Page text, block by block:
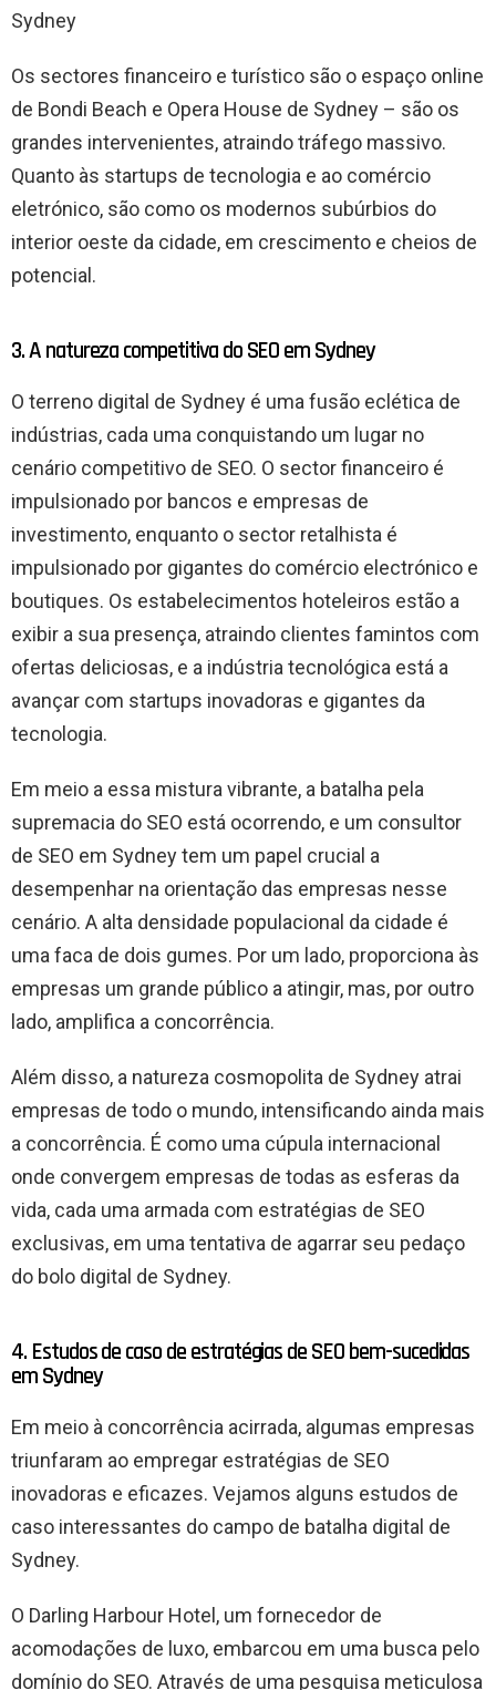
Sydney
Os sectores financeiro e turístico são o espaço online
de Bondi Beach e Opera House de Sydney – são os
grandes intervenientes, atraindo tráfego massivo.
Quanto às startups de tecnologia e ao comércio
eletrónico, são como os modernos subúrbios do
interior oeste da cidade, em crescimento e cheios de
potencial.
3. A natureza competitiva do SEO em Sydney
O terreno digital de Sydney é uma fusão eclética de
indústrias, cada uma conquistando um lugar no
cenário competitivo de SEO. O sector financeiro é
impulsionado por bancos e empresas de
investimento, enquanto o sector retalhista é
impulsionado por gigantes do comércio electrónico e
boutiques. Os estabelecimentos hoteleiros estão a
exibir a sua presença, atraindo clientes famintos com
ofertas deliciosas, e a indústria tecnológica está a
avançar com startups inovadoras e gigantes da
tecnologia.
Em meio a essa mistura vibrante, a batalha pela
supremacia do SEO está ocorrendo, e um consultor
de SEO em Sydney tem um papel crucial a
desempenhar na orientação das empresas nesse
cenário. A alta densidade populacional da cidade é
uma faca de dois gumes. Por um lado, proporciona às
empresas um grande público a atingir, mas, por outro
lado, amplifica a concorrência.
Além disso, a natureza cosmopolita de Sydney atrai
empresas de todo o mundo, intensificando ainda mais
a concorrência. É como uma cúpula internacional
onde convergem empresas de todas as esferas da
vida, cada uma armada com estratégias de SEO
exclusivas, em uma tentativa de agarrar seu pedaço
do bolo digital de Sydney.
4. Estudos de caso de estratégias de SEO bem-sucedidas
em Sydney
Em meio à concorrência acirrada, algumas empresas
triunfaram ao empregar estratégias de SEO
inovadoras e eficazes. Vejamos alguns estudos de
caso interessantes do campo de batalha digital de
Sydney.
O Darling Harbour Hotel, um fornecedor de
acomodações de luxo, embarcou em uma busca pelo
domínio do SEO. Através de uma pesquisa meticulosa